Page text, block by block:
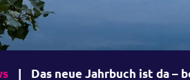
| Das neue Jahrbuch ist da –